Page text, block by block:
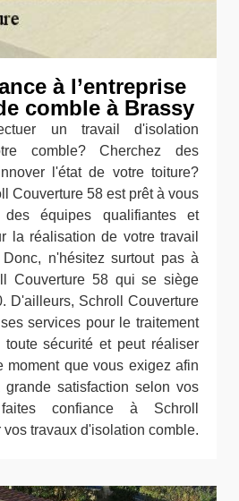
à l’entreprise
comble à Brassy
un travail d'isolation
comble? Cherchez des
l'état de votre toiture?
Couverture 58 est prêt à vous
équipes qualifiantes et
la réalisation de votre travail
n'hésitez surtout pas à
Couverture 58 qui se siège
D'ailleurs, Schroll Couverture
services pour le traitement
sécurité et peut réaliser
moment que vous exigez afin
satisfaction selon vos
confiance à Schroll
travaux d'isolation comble.